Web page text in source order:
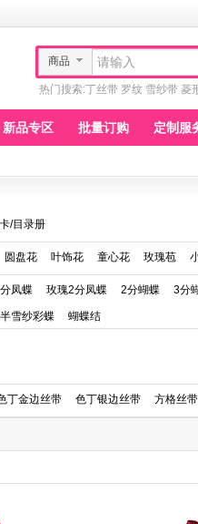
商品
热门搜索:丁丝带 罗纹 雪纱带 菱
新品专区 批量订购 定制服
/目录册
圆盘花 叶饰花 童心花 玫瑰苞
凤蝶 玫瑰2分凤蝶 2分蝴蝶 3分
雪纱彩蝶 蝴蝶结
丁金边丝带 色丁银边丝带 方格丝带